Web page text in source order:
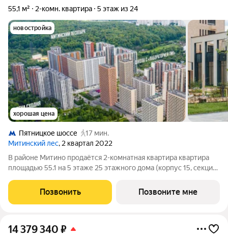
55,1 м²
2-комн. квартира 5 этаж из 24
новостройка
хорошая цена
Пятницкое шоссе
17 мин.
Митинский лес, 2 квартал 2022
В районе Митино продаётся 2-комнатная квартира квартира
площадью 55.1 на 5 этаже 25 этажного дома (корпус 15, секция
минут пешком до станции метро «Пятницкое шоссе». 8 минут
на автомобиле до
Позвонить Позвоните мне
14 379 340 ₽